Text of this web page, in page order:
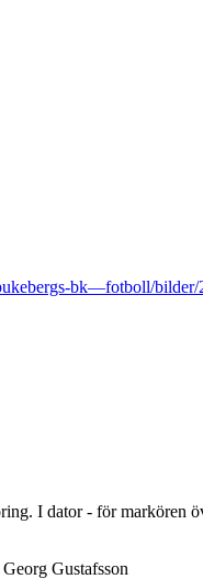
bk—fotboll/
I dator - för markören
Gustafsson